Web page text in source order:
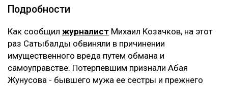
Подробности
Как сообщил журналист Михаил Козачков, на этот
раз Сатыбалды обвиняли в причинении
имущественного вреда путем обмана и
самоуправстве. Потерпевшим признали Абая
Жунусова - бывшего мужа ее сестры и прежнего